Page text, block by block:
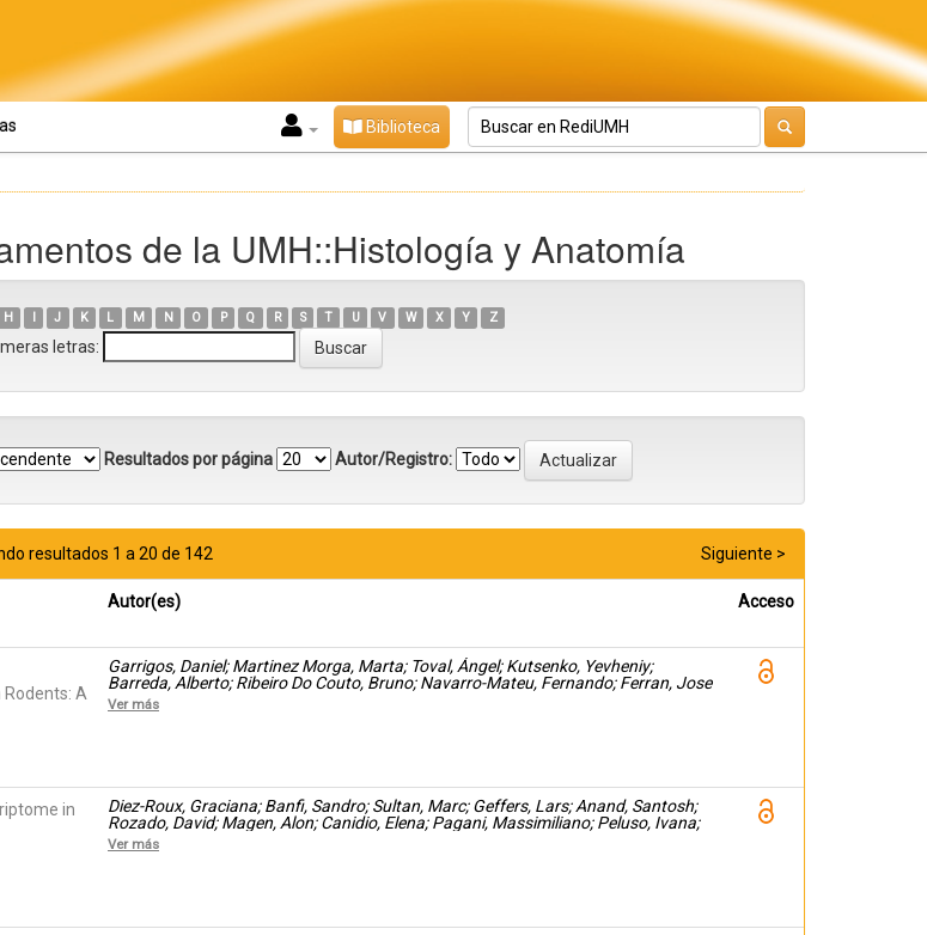
Biblioteca
de la UMH::Histología y Anatomía
H I J K L M N O P Q R S T U V W X Y Z
letras:
Resultados por página Autor/Registro:
resultados 1 a 20 de 142 Siguiente >
Autor(es) Acceso
Rodents: A
Garrigos, Daniel; Martinez Morga, Marta; Toval, Ángel; Kutsenko, Yevheniy;
Barreda, Alberto; Ribeiro Do Couto, Bruno; Navarro-Mateu, Fernando; Ferran, Jose
Luis
Ver más
in
Diez-Roux, Graciana; Banfi, Sandro; Sultan, Marc; Geffers, Lars; Anand, Santosh;
Rozado, David; Magen, Alon; Canidio, Elena; Pagani, Massimiliano; Peluso, Ivana;
Lin-Marq, Nathalie; Koch, Muriel; Bilio, Marchesa; Cantinello, Inmaculada; Verde,
Roberta
Ver más